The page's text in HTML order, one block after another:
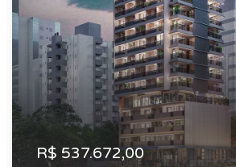
R$ 537.672,00